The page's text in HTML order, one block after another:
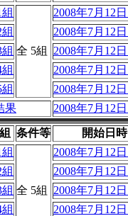
組
全 5組
2008年7月12
組
2008年7月12
組
2008年7月12
組
2008年7月12
組
2008年7月12
果 2008年7月12
組 条件等
開始日時
組
全 5組
2008年7月12
組
2008年7月12
組
2008年7月12
組
2008年7月12